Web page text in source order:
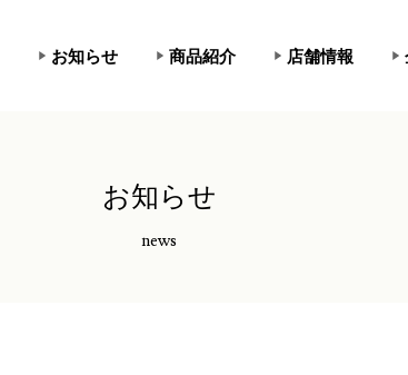
お知らせ 商品紹介 店舗情報
お知らせ
news